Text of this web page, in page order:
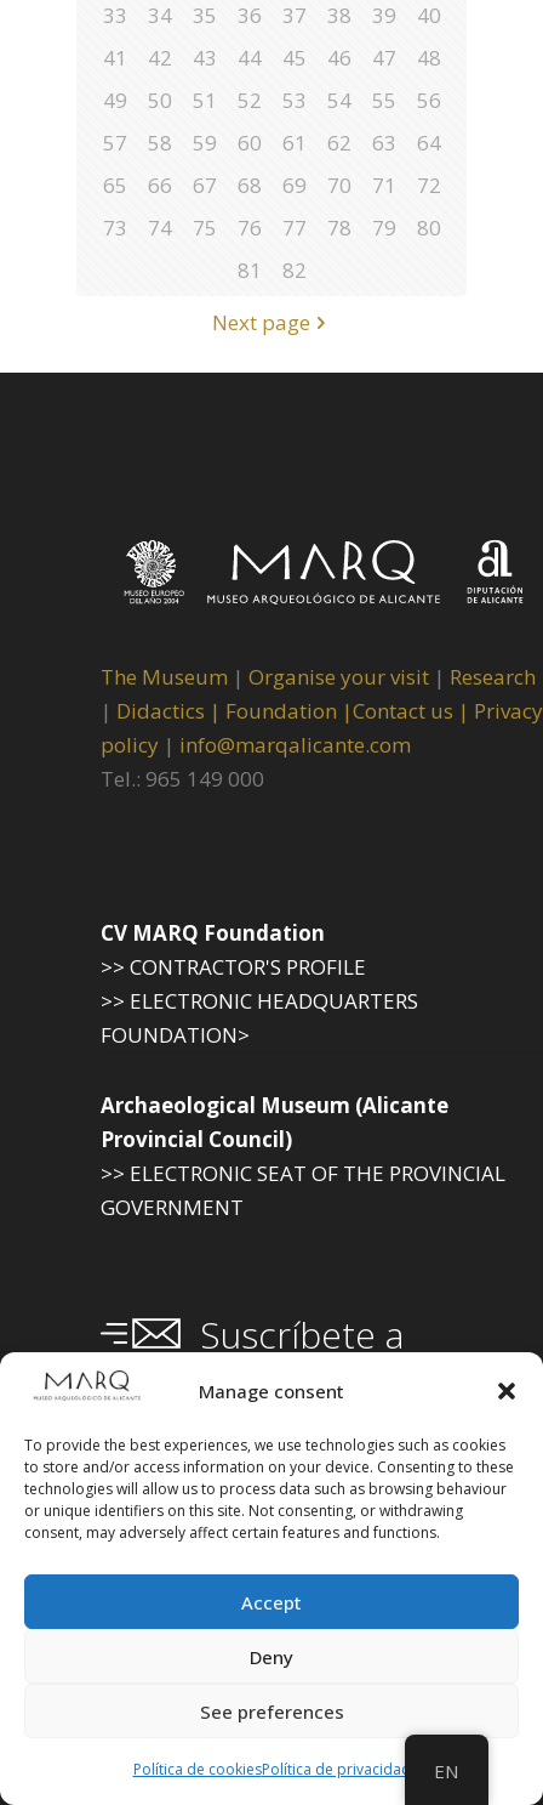
Manage consent
To provide the best experiences, we use technologies such as cookies
to store and/or access information on your device. Consenting to these
technologies will allow us to process data such as browsing behaviour
or unique identifiers on this site. Not consenting, or withdrawing
consent, may adversely affect certain features and functions.
Accept
Deny
See preferences
Política de cookiesPolítica de privacidad
33
34 35 36 37 38 39
40
41
42 43 44 45 46 47
48
49
50 51 52 53 54 55
56
57
58 59 60 61 62 63
64
65
66 67 68 69 70 71
72
73
74 75 76 77 78 79
80
81
82
Next page
The Museum | Organise your visit | Research
| Didactics | Foundation |Contact us | Privacy
policy | info@marqalicante.com
Tel.: 965 149 000
CV MARQ Foundation
>> CONTRACTOR'S PROFILE
>> ELECTRONIC HEADQUARTERS
FOUNDATION>
Archaeological Museum (Alicante
Provincial Council)
>> ELECTRONIC SEAT OF THE PROVINCIAL
GOVERNMENT
Suscríbete a
nuestraNewsletter
EN